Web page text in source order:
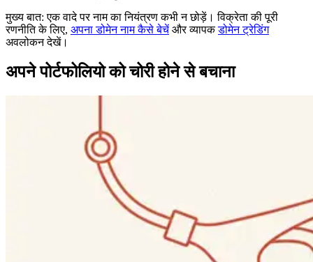
मुख्य बात: एक वादे पर नाम का नियंत्रण कभी न छोड़ें। विक्रेता की पूरी
रणनीति के लिए, अपना डोमेन नाम कैसे बेचें और व्यापकडोमेन ट्रेडिंग
अवलोकन देखें।
अपने पोर्टफोलियो को चोरी होने से बचाना